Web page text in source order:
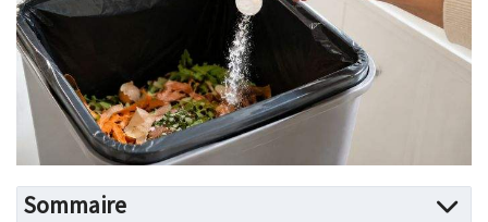
Sommaire